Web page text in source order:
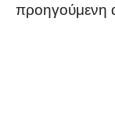
προηγούμενη